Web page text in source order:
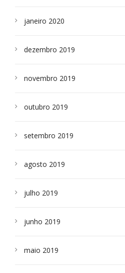
janeiro 2020
dezembro 2019
novembro 2019
outubro 2019
setembro 2019
agosto 2019
julho 2019
junho 2019
maio 2019